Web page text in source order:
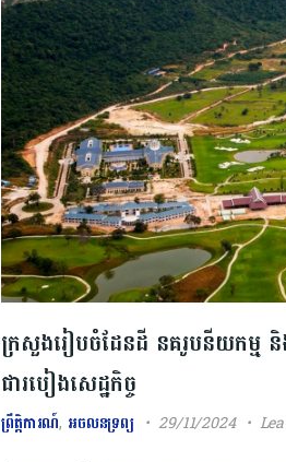
ក្រសួងរៀបចំដែនដី ​នគរូបនីយកម្ម និ
ជា​របៀង​សេដ្ឋកិច្ច​
ព្រឹត្តិការណ៍, អចលនទ្រព្យ 29/11/2024